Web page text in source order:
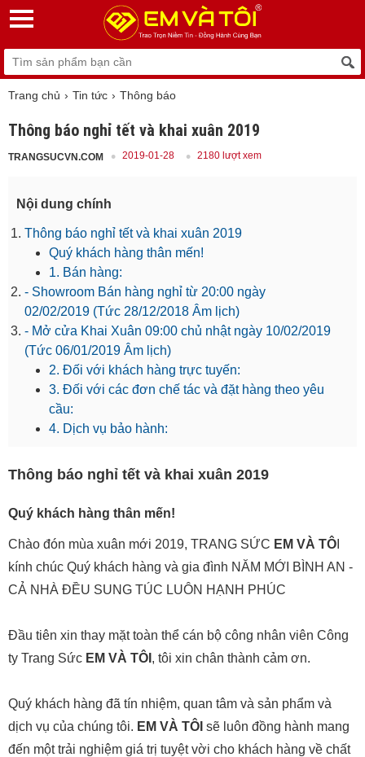
Trang chủ Tin tức Thông báo
Thông báo nghỉ tết và khai xuân 2019
TRANGSUCVN.COM 2019-01-28 2180 lượt xem
Nội dung chính
Thông báo nghỉ tết và khai xuân 2019
Quý khách hàng thân mến!
1. Bán hàng:
- Showroom Bán hàng nghỉ từ 20:00 ngày
02/02/2019 (Tức 28/12/2018 Âm lịch)
- Mở cửa Khai Xuân 09:00 chủ nhật ngày 10/02/2019
(Tức 06/01/2019 Âm lịch)
2. Đối với khách hàng trực tuyến:
3. Đối với các đơn chế tác và đặt hàng theo yêu
cầu:
4. Dịch vụ bảo hành:
Thông báo nghỉ tết và khai xuân 2019
Quý khách hàng thân mến!
Chào đón mùa xuân mới 2019, TRANG SỨC EM VÀ TÔ
kính chúc Quý khách hàng và gia đình NĂM MỚI BÌNH AN -
CẢ NHÀ ĐỀU SUNG TÚC LUÔN HẠNH PHÚC
Đầu tiên xin thay mặt toàn thể cán bộ công nhân viên Công
ty Trang Sức EM VÀ TÔI , tôi xin chân thành cảm ơn.
Quý khách hàng đã tín nhiệm, quan tâm và sản phẩm và
dịch vụ của chúng tôi. EM VÀ TÔI sẽ luôn đồng hành mang
đến một trải nghiệm giá trị tuyệt vời cho khách hàng về chất